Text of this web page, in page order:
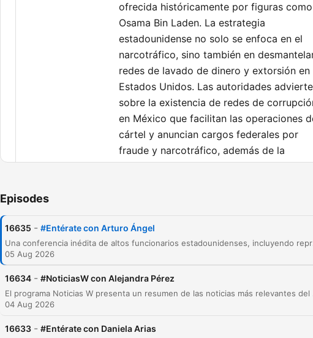
ofrecida históricamente por figuras como
Osama Bin Laden. La estrategia
estadounidense no solo se enfoca en el
narcotráfico, sino también en
redes de lavado de dinero y extorsión en
Estados Unidos. Las autoridades
sobre la existencia de redes de
en México que facilitan las operaciones
cártel y anuncian cargos federales por
fraude y narcotráfico, además de la
Chapters
00:00:00
Anuncio de la conferencia de agencias
00:00:50
Objetivos de la DEA y la clasificación del CJNG
como organización terrorista
política en México
Episodes
16635 - #Entérate con Arturo Ángel
05 Aug 2026
16634 - #NoticiasW con Alejandra Pérez
04 Aug 2026
16633 - #Entérate con Daniela Arias